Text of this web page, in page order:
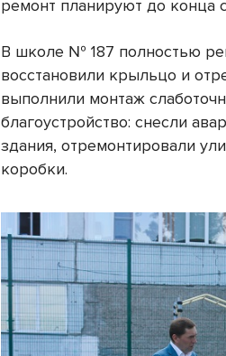
ремонт планируют до конца
В школе № 187 полностью
восстановили крыльцо и
выполнили монтаж
благоустройство: снесли
здания, отремонтировали
коробки.